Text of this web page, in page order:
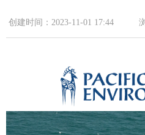
创建时间： 2023-11-01 17:44